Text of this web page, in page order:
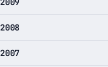
2008
2007